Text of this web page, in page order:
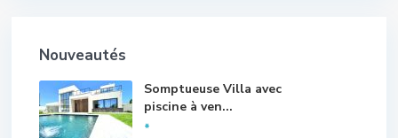
Nouveautés
Somptueuse Villa avec
piscine à ven...
*